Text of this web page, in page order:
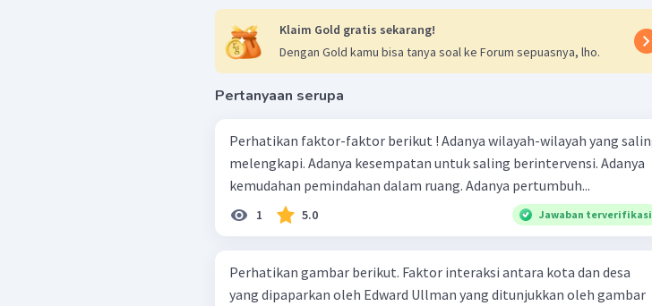
Klaim Gold gratis sekarang!
Dengan Gold kamu bisa tanya soal ke Forum sepuasnya, lho.
Pertanyaan serupa
Perhatikan faktor-faktor berikut ! Adanya wilayah-wilayah yang saling
melengkapi. Adanya kesempatan untuk saling berintervensi. Adanya
kemudahan pemindahan dalam ruang. Adanya pertumbuh...
1 5.0 Jawaban terverifikasi
Perhatikan gambar berikut. Faktor interaksi antara kota dan desa
yang dipaparkan oleh Edward Ullman yang ditunjukkan oleh gambar